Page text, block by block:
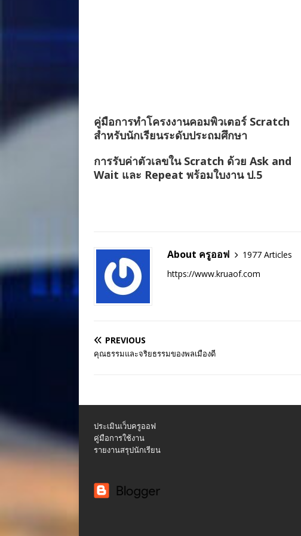
คู่มือการทำโครงงานคอมพิวเตอร์ Scratch
สำหรับนักเรียนระดับประถมศึกษา
การรับค่าตัวเลขใน Scratch ด้วย Ask and
Wait และ Repeat พร้อมใบงาน ป.5
About ครูออฟ
1977 Articles
https://www.kruaof.com
PREVIOUS
คุณธรรมและจริยธรรมของพลเมืองดี
ประเมินเว็บครูออฟ
คู่มือการใช้งาน
รายงานสรุปนักเรียน